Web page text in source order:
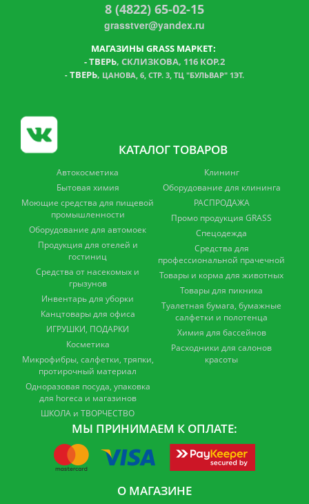
8 (4822) 65-02-15
grasstver@yandex.ru
МАГАЗИНЫ GRASS МАРКЕТ:
-ТВЕРЬ, СКЛИЗКОВА, 116 КОР.2
- ТВЕРЬ, ЦАНОВА, 6, СТР. 3, ТЦ "БУЛЬВАР" 1ЭТ.
КАТАЛОГ ТОВАРОВ
Автокосметика
Бытовая химия
Моющие средства для пищевой
промышленности
Оборудование для автомоек
Продукция для отелей и
гостиниц
Средства от насекомых и
грызунов
Инвентарь для уборки
Канцтовары для офиса
ИГРУШКИ, ПОДАРКИ
Косметика
Микрофибры, салфетки, тряпки,
протирочный материал
Одноразовая посуда, упаковка
для horeca и магазинов
ШКОЛА и ТВОРЧЕСТВО
Клининг
Оборудование для клининга
РАСПРОДАЖА
Промо продукция GRASS
Спецодежда
Средства для
профессиональной прачечной
Товары и корма для животных
Товары для пикника
Туалетная бумага, бумажные
салфетки и полотенца
Химия для бассейнов
Расходники для салонов
красоты
МЫ ПРИНИМАЕМ К ОПЛАТЕ:
О МАГАЗИНЕ